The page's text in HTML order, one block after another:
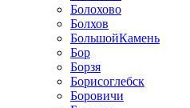
Болохово
Болхов
БольшойКамень
Бор
Борзя
Борисоглебск
Боровичи